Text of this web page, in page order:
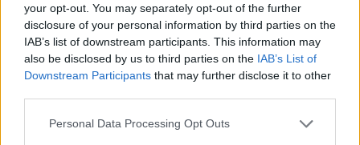
your opt-out. You may separately opt-out of the further
disclosure of your personal information by third parties on the
IAB’s list of downstream participants. This information may
also be disclosed by us to third parties on the IAB’s List of
Downstream Participants that may further disclose it to other
Please note that this website/app uses one or more Google
Personal Data Processing Opt Outs
Az év élőlényei 2026 - II. rész
Borsós Zsófia•2026. április 07.